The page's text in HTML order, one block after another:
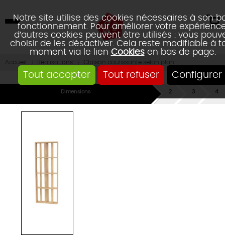
Notre site utilise des cookies nécessaires à son
fonctionnement. Pour améliorer votre
d’autres cookies peuvent être utilisés : vous
choisir de les désactiver. Cela reste modifiable à
moment via le lien Cookiesen bas de page.
Tout accepter Tout refuser Configurer
Accueil Réalisations Cloison coulissante selon plan
Dimensions